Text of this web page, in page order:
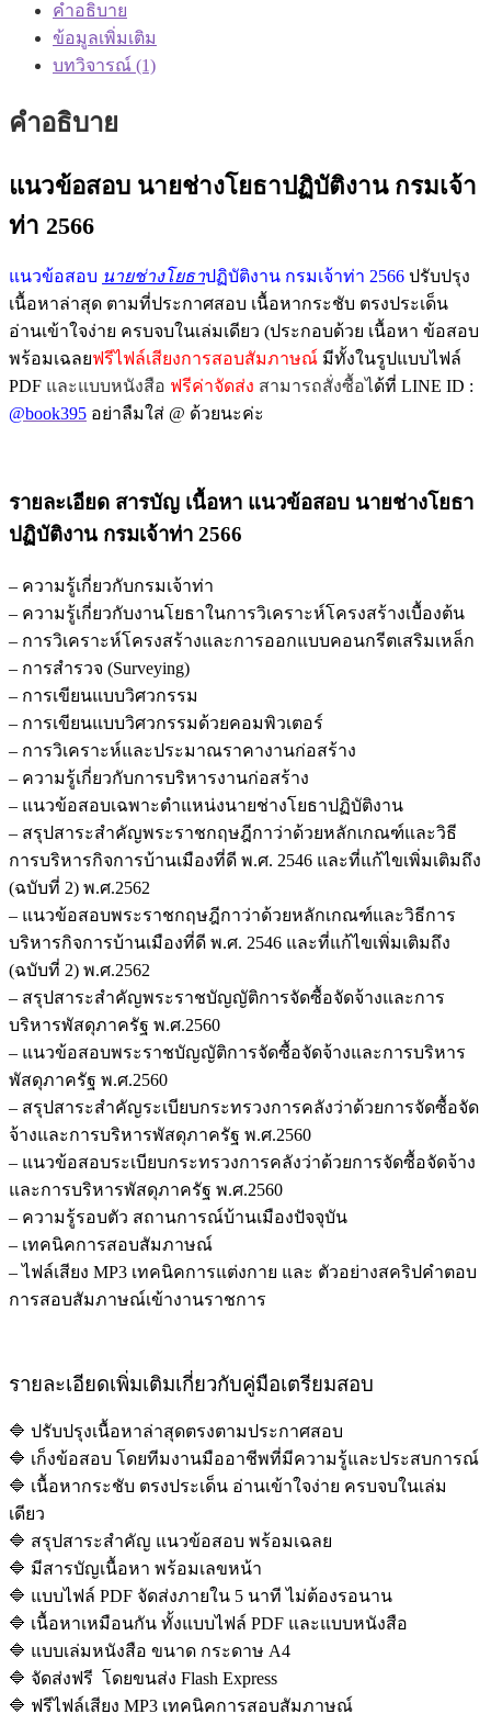
ท่า
ฉบับ
ล่าสุด
เฉลย
ชิ้น
คำอธิบาย
ข้อมูลเพิ่มเติม
บทวิจารณ์ (1)
คำอธิบาย
แนวข้อสอบ นายช่างโยธาปฏิบัติงาน กรมเจ้า
ท่า 2566
แนวข้อสอบ นายช่างโยธาปฏิบัติงาน กรมเจ้าท่า 2566 ปรับปรุง
เนื้อหาล่าสุด ตามที่ประกาศสอบ เนื้อหากระชับ ตรงประเด็น
อ่านเข้าใจง่าย ครบจบในเล่มเดียว (ประกอบด้วย เนื้อหา ข้อสอบ
พร้อมเฉลยฟรีไฟล์เสียงการสอบสัมภาษณ์ มีทั้งในรูปแบบไฟล์
PDF และแบบหนังสือ ฟรีค่าจัดส่ง สามารถสั่งซื้อได้ที่ LINE ID :
@book395 อย่าลืมใส่ @ ด้วยนะค่ะ
รายละเอียด สารบัญ เนื้อหา แนวข้อสอบ นายช่างโยธา
ปฏิบัติงาน กรมเจ้าท่า 2566
– ความรู้เกี่ยวกับกรมเจ้าท่า
– ความรู้เกี่ยวกับงานโยธาในการวิเคราะห์โครงสร้างเบื้องต้น
– การวิเคราะห์โครงสร้างและการออกแบบคอนกรีตเสริมเหล็ก
– การสำรวจ (Surveying)
– การเขียนแบบวิศวกรรม
– การเขียนแบบวิศวกรรมด้วยคอมพิวเตอร์
– การวิเคราะห์และประมาณราคางานก่อสร้าง
– ความรู้เกี่ยวกับการบริหารงานก่อสร้าง
– แนวข้อสอบเฉพาะตำแหน่งนายช่างโยธาปฏิบัติงาน
– สรุปสาระสำคัญพระราชกฤษฎีกาว่าด้วยหลักเกณฑ์และวิธี
การบริหารกิจการบ้านเมืองที่ดี พ.ศ. 2546 และที่แก้ไขเพิ่มเติมถึง
(ฉบับที่ 2) พ.ศ.2562
– แนวข้อสอบพระราชกฤษฎีกาว่าด้วยหลักเกณฑ์และวิธีการ
บริหารกิจการบ้านเมืองที่ดี พ.ศ. 2546 และที่แก้ไขเพิ่มเติมถึง
(ฉบับที่ 2) พ.ศ.2562
– สรุปสาระสำคัญพระราชบัญญัติการจัดซื้อจัดจ้างและการ
บริหารพัสดุภาครัฐ พ.ศ.2560
– แนวข้อสอบพระราชบัญญัติการจัดซื้อจัดจ้างและการบริหาร
พัสดุภาครัฐ พ.ศ.2560
– สรุปสาระสำคัญระเบียบกระทรวงการคลังว่าด้วยการจัดซื้อจัด
จ้างและการบริหารพัสดุภาครัฐ พ.ศ.2560
– แนวข้อสอบระเบียบกระทรวงการคลังว่าด้วยการจัดซื้อจัดจ้าง
และการบริหารพัสดุภาครัฐ พ.ศ.2560
– ความรู้รอบตัว สถานการณ์บ้านเมืองปัจจุบัน
– เทคนิคการสอบสัมภาษณ์
– ไฟล์เสียง MP3 เทคนิคการแต่งกาย และ ตัวอย่างสคริปคำตอบ
การสอบสัมภาษณ์เข้างานราชการ
รายละเอียดเพิ่มเติมเกี่ยวกับคู่มือเตรียมสอบ
🔷 ปรับปรุงเนื้อหาล่าสุดตรงตามประกาศสอบ
🔷 เก็งข้อสอบ โดยทีมงานมืออาชีพที่มีความรู้และประสบการณ์
🔷 เนื้อหากระชับ ตรงประเด็น อ่านเข้าใจง่าย ครบจบในเล่ม
เดียว
🔷 สรุปสาระสำคัญ แนวข้อสอบ พร้อมเฉลย
🔷 มีสารบัญเนื้อหา พร้อมเลขหน้า
🔷 แบบไฟล์ PDF จัดส่งภายใน 5 นาที ไม่ต้องรอนาน
🔷 เนื้อหาเหมือนกัน ทั้งแบบไฟล์ PDF และแบบหนังสือ
🔷 แบบเล่มหนังสือ ขนาด กระดาษ A4
🔷 จัดส่งฟรี โดยขนส่ง Flash Express
🔷 ฟรีไฟล์เสียง MP3 เทคนิคการสอบสัมภาษณ์